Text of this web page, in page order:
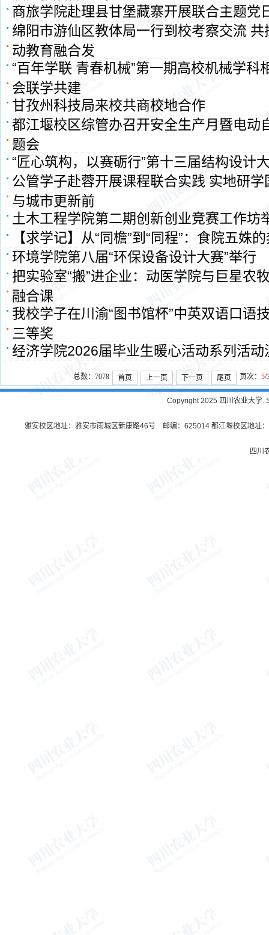
商旅学院赴理县甘堡藏寨开展联合主题党
绵阳市游仙区教体局一行到校考察交流
动教育融合发
“百年学联 青春机械”第一期高校机械学科
会联学共建
甘孜州科技局来校共商校地合作
都江堰校区综管办召开安全生产月暨电动
题会
“匠心筑构，以赛砺行”第十三届结构设计
公管学子赴蓉开展课程联合实践 实地研
与城市更新前
土木工程学院第二期创新创业竞赛工作坊
【求学记】从“同檐”到“同程”：食院五姝
环境学院第八届“环保设备设计大赛”举行
把实验室“搬”进企业：动医学院与巨星农
融合课
我校学子在川渝“图书馆杯”中英双语口语
三等奖
经济学院2026届毕业生暖心活动系列活动
总数：7078 首页 上一页 下一页 尾页 页次： 5/
Copyright 2025 四川农业大学.
雅安校区地址：雅安市雨城区新康路46号 邮编：625014 都江堰校区地址
四川